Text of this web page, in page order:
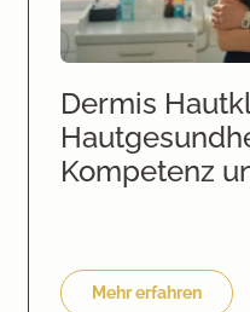
Dermis
Kompetenz
Mehr erfahren